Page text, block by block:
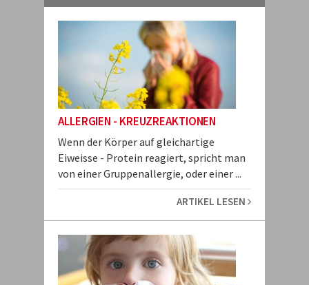
ALLERGIEN - KREUZREAKTIONEN
Wenn der Körper auf gleichartige
Eiweisse - Protein reagiert, spricht man
von einer Gruppenallergie, oder einer ...
ARTIKEL LESEN